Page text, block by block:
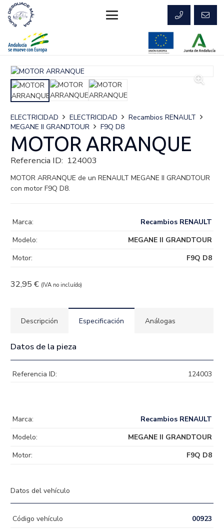
ELECTRICIDAD ELECTRICIDAD
Recambios RENAULT
MEGANE II GRANDTOUR
F9Q D8
MOTOR ARRANQUE
Referencia ID: 124003
MOTOR ARRANQUE de un RENAULT MEGANE II GRANDTOUR
con motor F9Q D8.
32,95 € (IVA no incluído)
Marca:
Recambios RENAULT
Modelo:
MEGANE II GRANDTOUR
Motor:
F9Q D8
Descripción Especificación Análogas
Datos de la pieza
Referencia ID: 124003
Marca:
Recambios RENAULT
Modelo:
MEGANE II GRANDTOUR
Motor:
F9Q D8
Datos del vehículo
Código vehículo
00923